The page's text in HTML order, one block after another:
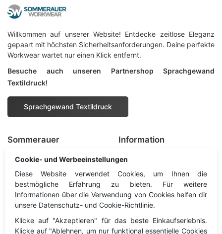
Cookie- und Werbeeinstellungen
Diese Website verwendet Cookies, um Ihnen die
bestmögliche Erfahrung zu bieten. Für weitere
Informationen über die Verwendung von Cookies helfen dir
unsere Datenschutz- und Cookie-Richtlinie.
Klicke auf "Akzeptieren" für das beste Einkaufserlebnis.
Klicke auf "Ablehnen, um nur funktional essentielle Cookies
Willkommen auf unserer Website! Entdecke zeitlose Eleganz
gepaart mit höchsten Sicherheitsanforderungen. Deine perfekte
Workwear wartet nur einen Klick entfernt.
Besuche auch unseren Partnershop Sprachgewand
Textildruck!
Sprachgewand Textildruck
Sommerauer
Information
Newsletter
Kontakt
Information
Impressum
Datenschutz
Widerruf
Cookies
AGB